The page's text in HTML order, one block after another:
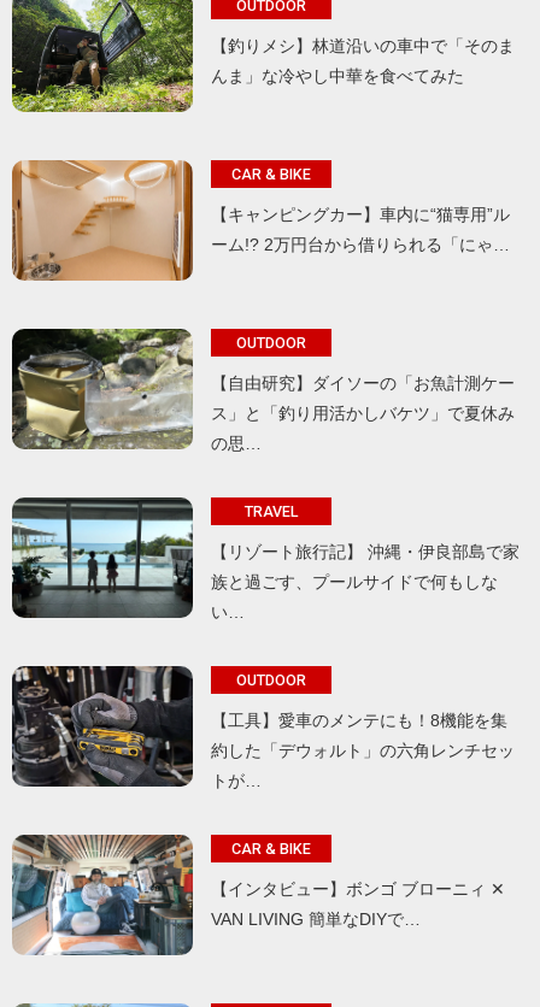
OUTDOOR
【釣りメシ】林道沿いの車中で「そのま
んま」な冷やし中華を食べてみた
CAR & BIKE
【キャンピングカー】車内に“猫専用”ル
ーム!? 2万円台から借りられる「にゃ…
OUTDOOR
【自由研究】ダイソーの「お魚計測ケー
ス」と「釣り用活かしバケツ」で夏休み
の思…
TRAVEL
【リゾート旅行記】 沖縄・伊良部島で家
族と過ごす、プールサイドで何もしな
い…
OUTDOOR
【工具】愛車のメンテにも！8機能を集
約した「デウォルト」の六角レンチセッ
トが…
CAR & BIKE
【インタビュー】ボンゴ ブローニィ ✕
VAN LIVING 簡単なDIYで…